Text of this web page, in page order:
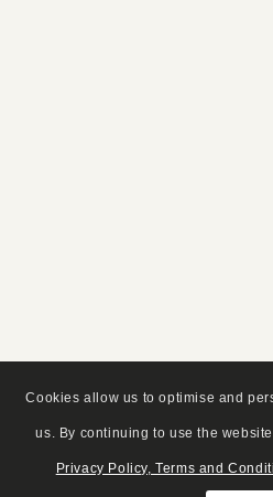
Cookies allow us to optimise and
us. By continuing to use the
Privacy Policy, Terms and